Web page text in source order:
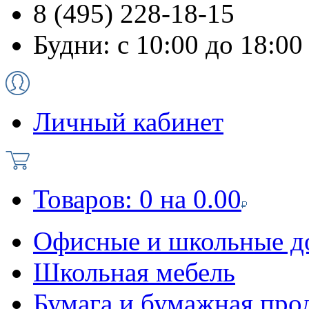
8 (495) 228-18-15
Будни: с 10:00 до 18:00
Личный кабинет
Товаров: 0 на 0.00
Офисные и школьные
Школьная мебель